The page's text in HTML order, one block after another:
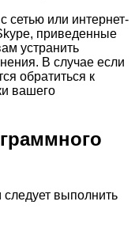
сетью или интернет-
приведенные
устранить
В случае если
обратиться к
вашего
выполнить